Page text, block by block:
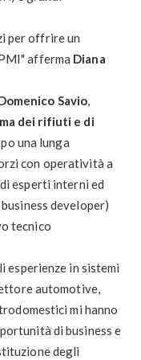
per offrire un
afferma Diana
Savio,
dei rifiuti e di
una lunga
con operatività a
esperti interni ed
developer)
tecnico
in sistemi
automotive,
mi hanno
di business e
degli